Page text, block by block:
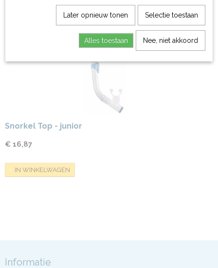
Snorkel Top - junior
€ 16,87
IN WINKELWAGEN
Informatie
Later opnieuw tonen Selectie toestaan
Alles toestaan Nee, niet akkoord